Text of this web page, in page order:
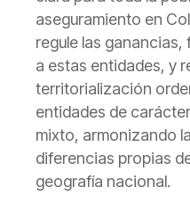
aseguramiento en
regule las
a estas entidades, y
territorialización
entidades de
mixto, armonizando
diferencias propias
geografía nacional.